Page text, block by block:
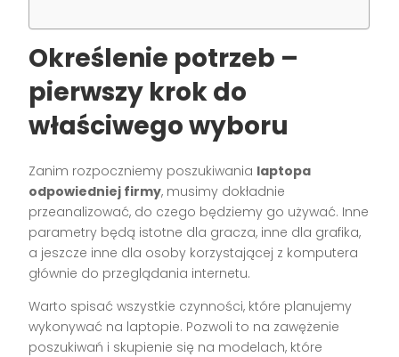
Określenie potrzeb –
pierwszy krok do
właściwego wyboru
Zanim rozpoczniemy poszukiwania laptopa
odpowiedniej firmy, musimy dokładnie
przeanalizować, do czego będziemy go używać. Inne
parametry będą istotne dla gracza, inne dla grafika,
a jeszcze inne dla osoby korzystającej z komputera
głównie do przeglądania internetu.
Warto spisać wszystkie czynności, które planujemy
wykonywać na laptopie. Pozwoli to na zawężenie
poszukiwań i skupienie się na modelach, które